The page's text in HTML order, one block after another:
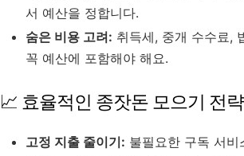
서 예산을 정합니다.
숨은 비용 고려: 취득세, 중개 수수료,
꼭 예산에 포함해야 해요.
📈 효율적인 종잣돈 모으기 전략
고정 지출 줄이기: 불필요한 구독 서